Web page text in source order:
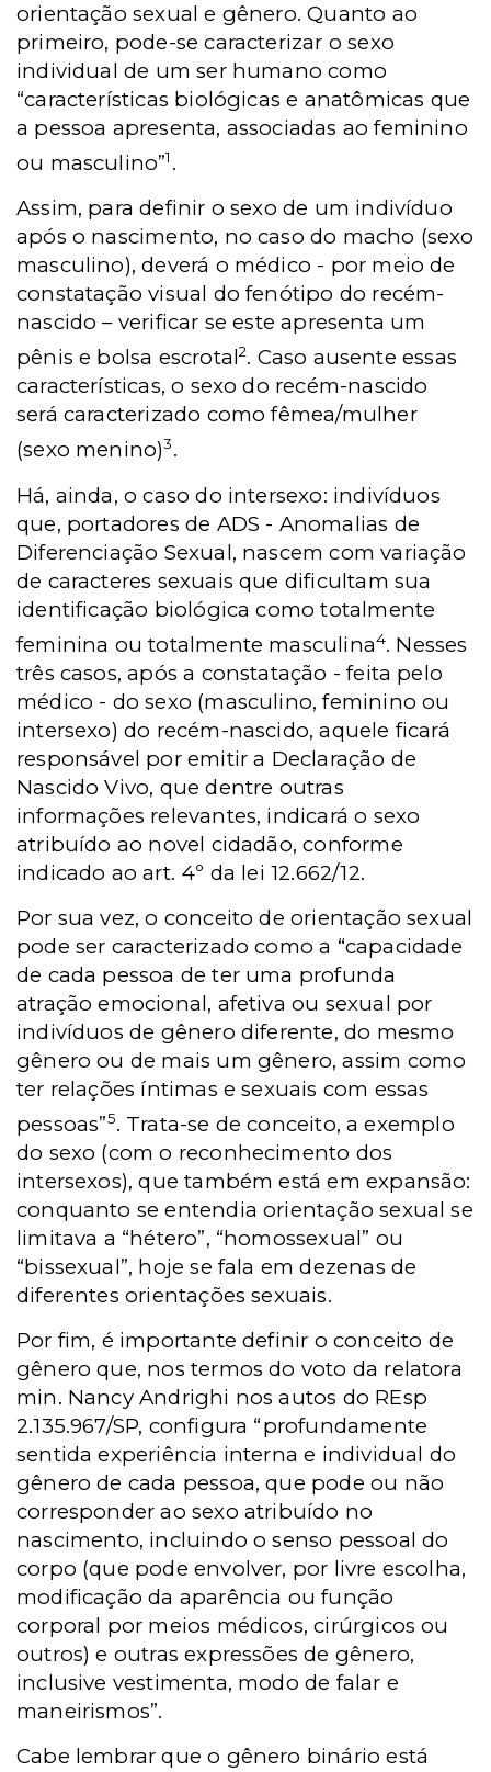
orientação sexual e gênero. Quanto ao
primeiro, pode-se caracterizar o sexo
individual de um ser humano como
“características biológicas e anatômicas que
a pessoa apresenta, associadas ao feminino
ou masculino”1 .
Assim, para definir o sexo de um indivíduo
após o nascimento, no caso do macho (sexo
masculino), deverá o médico - por meio de
constatação visual do fenótipo do recém-
nascido – verificar se este apresenta um
pênis e bolsa escrotal2. Caso ausente essas
características, o sexo do recém-nascido
será caracterizado como fêmea/mulher
(sexo menino)3.
Há, ainda, o caso do intersexo: indivíduos
que, portadores de ADS - Anomalias de
Diferenciação Sexual, nascem com variação
de caracteres sexuais que dificultam sua
identificação biológica como totalmente
feminina ou totalmente masculina4. Nesses
três casos, após a constatação - feita pelo
médico - do sexo (masculino, feminino ou
intersexo) do recém-nascido, aquele ficará
responsável por emitir a Declaração de
Nascido Vivo, que dentre outras
informações relevantes, indicará o sexo
atribuído ao novel cidadão, conforme
indicado ao art. 4º da lei 12.662/12.
Por sua vez, o conceito de orientação sexual
pode ser caracterizado como a “capacidade
de cada pessoa de ter uma profunda
atração emocional, afetiva ou sexual por
indivíduos de gênero diferente, do mesmo
gênero ou de mais um gênero, assim como
ter relações íntimas e sexuais com essas
pessoas”5. Trata-se de conceito, a exemplo
do sexo (com o reconhecimento dos
intersexos), que também está em expansão:
conquanto se entendia orientação sexual se
limitava a “hétero”, “homossexual” ou
“bissexual”, hoje se fala em dezenas de
diferentes orientações sexuais.
Por fim, é importante definir o conceito de
gênero que, nos termos do voto da relatora
min. Nancy Andrighi nos autos do REsp
2.135.967/SP, configura “profundamente
sentida experiência interna e individual do
gênero de cada pessoa, que pode ou não
corresponder ao sexo atribuído no
nascimento, incluindo o senso pessoal do
corpo (que pode envolver, por livre escolha,
modificação da aparência ou função
corporal por meios médicos, cirúrgicos ou
outros) e outras expressões de gênero,
inclusive vestimenta, modo de falar e
maneirismos”.
Cabe lembrar que o gênero binário está